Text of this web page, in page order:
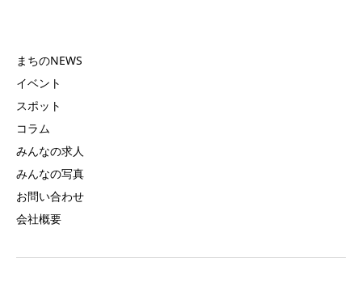
まちのNEWS
イベント
スポット
コラム
みんなの求人
みんなの写真
お問い合わせ
会社概要